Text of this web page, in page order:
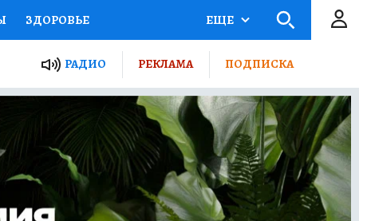
ЗДОРОВЬЕ
РОССИИ
ПУТЕВОДИТЕЛЬ
ЖЕЛЕЗА ТУРИЗМ
ПОТРЕБИТЕЛЯ ВСЕ О КП
ЕЩЕ
РАДИО РЕКЛАМА ПОДПИСКА